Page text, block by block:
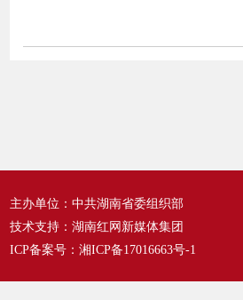
主办单位：中共湖南省委组织部
技术支持：湖南红网新媒体集团
ICP备案号： 湘ICP备17016663号-1